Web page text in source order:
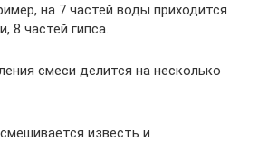
на 7 частей воды приходится
8 частей гипса.
смеси делится на несколько
известь и